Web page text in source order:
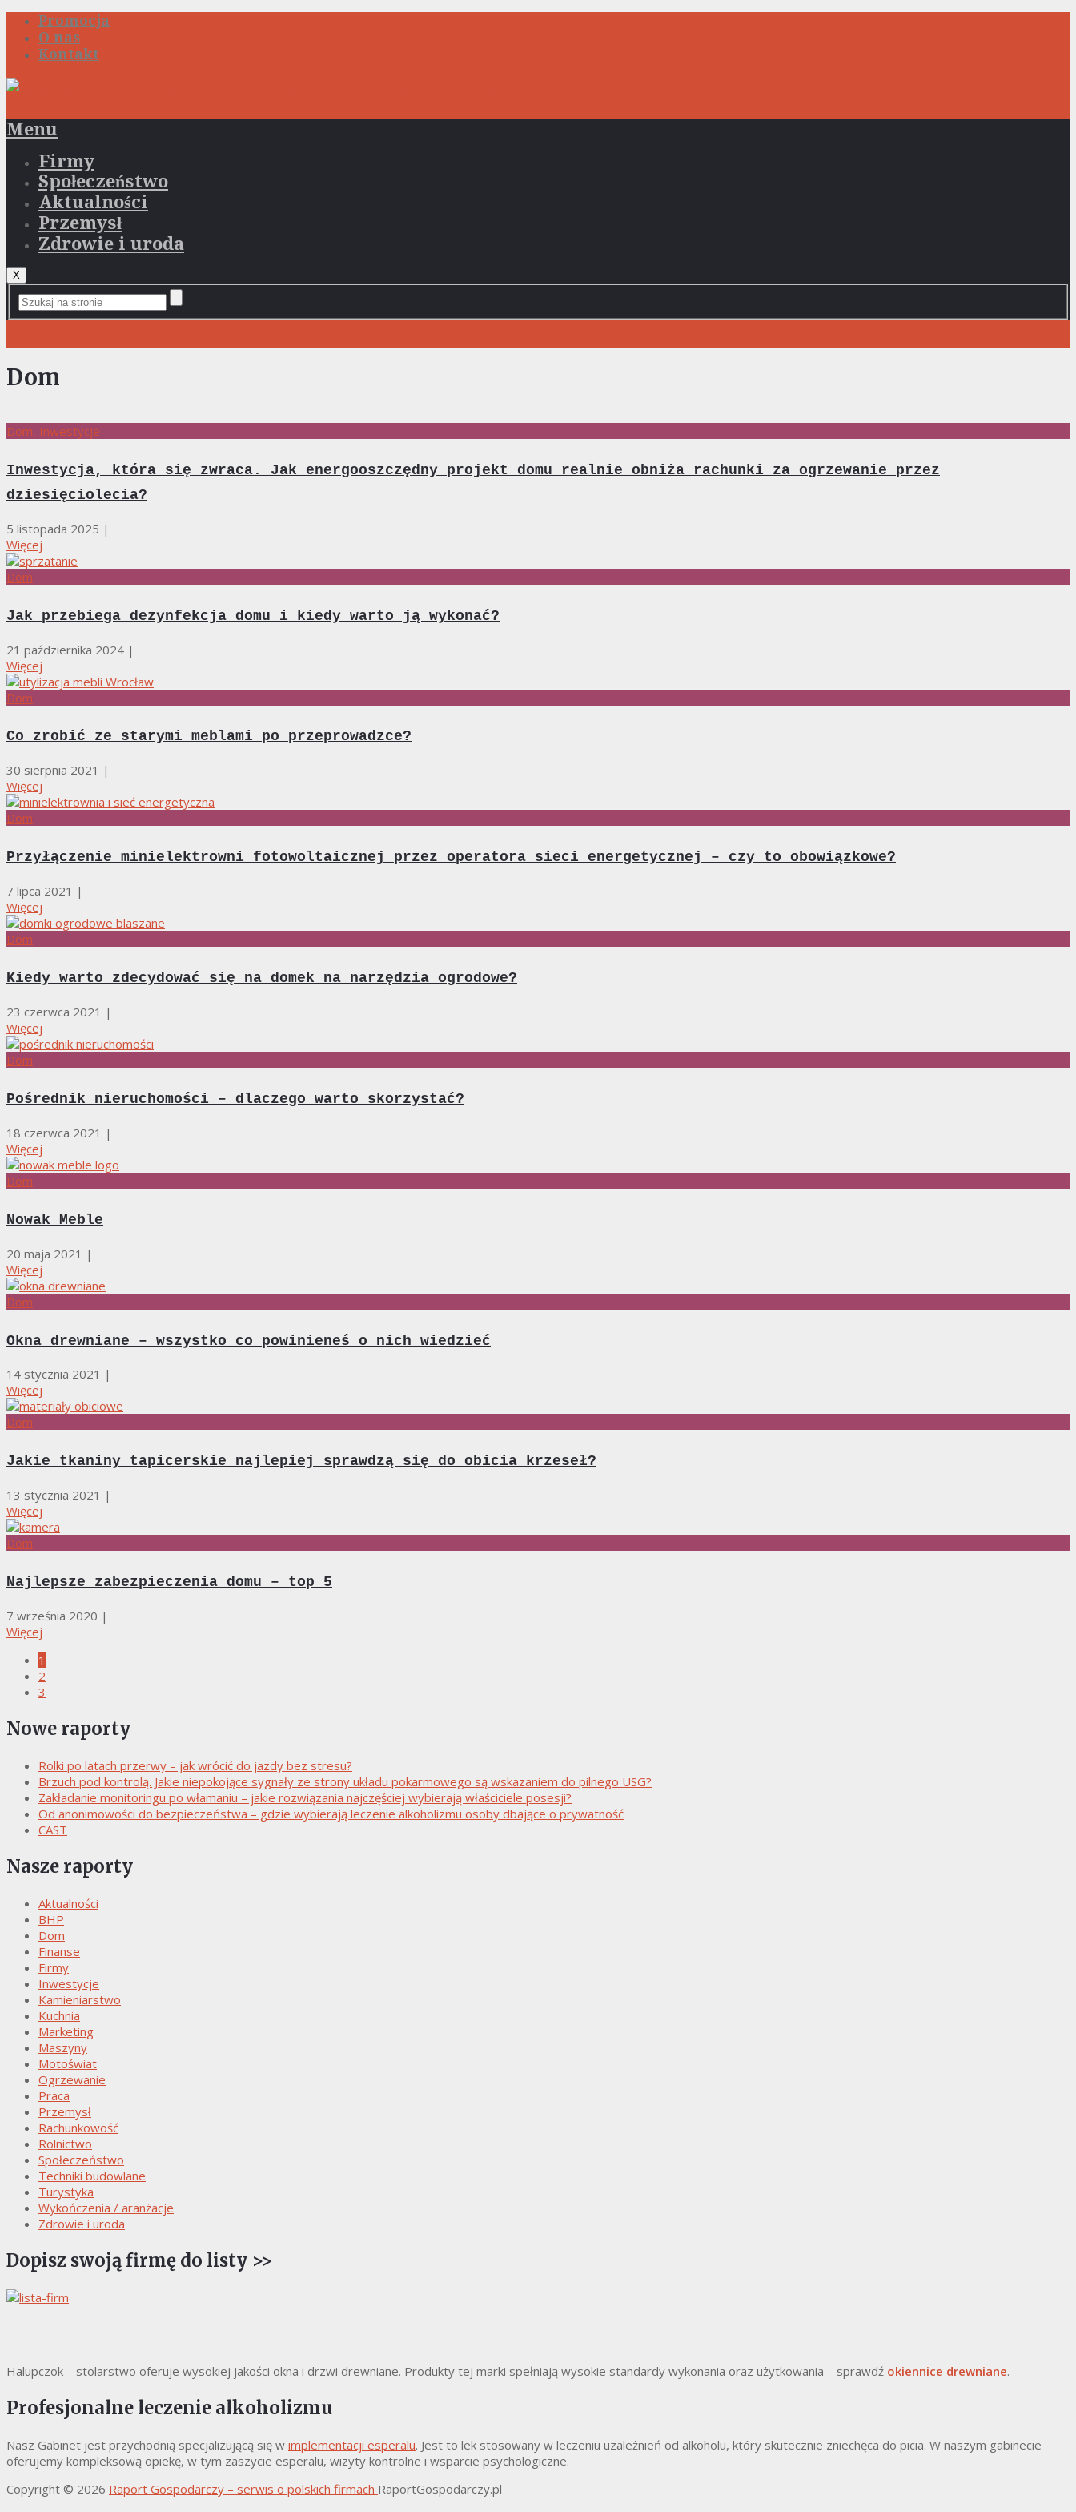
Promocja
O nas
Kontakt
Menu
Firmy
Społeczeństwo
Aktualności
Przemysł
Zdrowie i uroda
X
Dom
Dom, Inwestycje
Inwestycja, która się zwraca. Jak energooszczędny projekt domu realnie obniża rachunki za ogrzewanie przez
dziesięciolecia?
5 listopada 2025 |
Więcej
Dom
Jak przebiega dezynfekcja domu i kiedy warto ją wykonać?
21 października 2024 |
Więcej
Dom
Co zrobić ze starymi meblami po przeprowadzce?
30 sierpnia 2021 |
Więcej
Dom
Przyłączenie minielektrowni fotowoltaicznej przez operatora sieci energetycznej – czy to obowiązkowe?
7 lipca 2021 |
Więcej
Dom
Kiedy warto zdecydować się na domek na narzędzia ogrodowe?
23 czerwca 2021 |
Więcej
Dom
Pośrednik nieruchomości – dlaczego warto skorzystać?
18 czerwca 2021 |
Więcej
Dom
Nowak Meble
20 maja 2021 |
Więcej
Dom
Okna drewniane – wszystko co powinieneś o nich wiedzieć
14 stycznia 2021 |
Więcej
Dom
Jakie tkaniny tapicerskie najlepiej sprawdzą się do obicia krzeseł?
13 stycznia 2021 |
Więcej
Dom
Najlepsze zabezpieczenia domu – top 5
7 września 2020 |
Więcej
1
2
3
Nowe raporty
Rolki po latach przerwy – jak wrócić do jazdy bez stresu?
Brzuch pod kontrolą. Jakie niepokojące sygnały ze strony układu pokarmowego są wskazaniem do pilnego USG?
Zakładanie monitoringu po włamaniu – jakie rozwiązania najczęściej wybierają właściciele posesji?
Od anonimowości do bezpieczeństwa – gdzie wybierają leczenie alkoholizmu osoby dbające o prywatność
CAST
Nasze raporty
Aktualności
BHP
Dom
Finanse
Firmy
Inwestycje
Kamieniarstwo
Kuchnia
Marketing
Maszyny
Motoświat
Ogrzewanie
Praca
Przemysł
Rachunkowość
Rolnictwo
Społeczeństwo
Techniki budowlane
Turystyka
Wykończenia / aranżacje
Zdrowie i uroda
Dopisz swoją firmę do listy >>
Halupczok – stolarstwo oferuje wysokiej jakości okna i drzwi drewniane. Produkty tej marki spełniają wysokie standardy wykonania oraz użytkowania – sprawdź okiennice drewniane.
Profesjonalne leczenie alkoholizmu
Nasz Gabinet jest przychodnią specjalizującą się w implementacji esperalu. Jest to lek stosowany w leczeniu uzależnień od alkoholu, który skutecznie zniechęca do picia. W naszym gabinecie
oferujemy kompleksową opiekę, w tym zaszycie esperalu, wizyty kontrolne i wsparcie psychologiczne.
Copyright © 2026 Raport Gospodarczy – serwis o polskich firmach RaportGospodarczy.pl